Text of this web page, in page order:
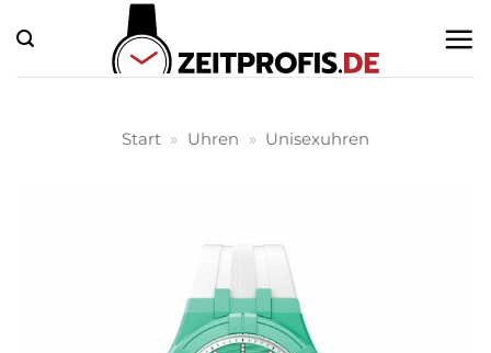
Inhalt
springen
Start » Uhren » Unisexuhren